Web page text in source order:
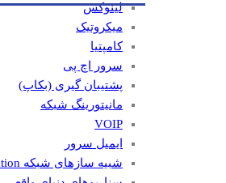
لینوکس
میکروتیک
کامپتیا
سرور اچ پی
پشتیبان گیری (بکاپ)
مانيتورينگ شبکه
VOIP
ایمیل سرور
شبیه سازهای شبکه Simulation